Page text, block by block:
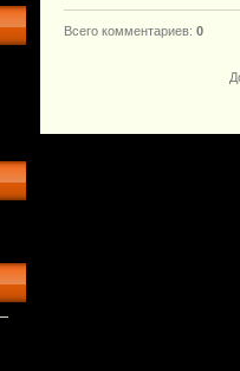
Всего комментариев: 0